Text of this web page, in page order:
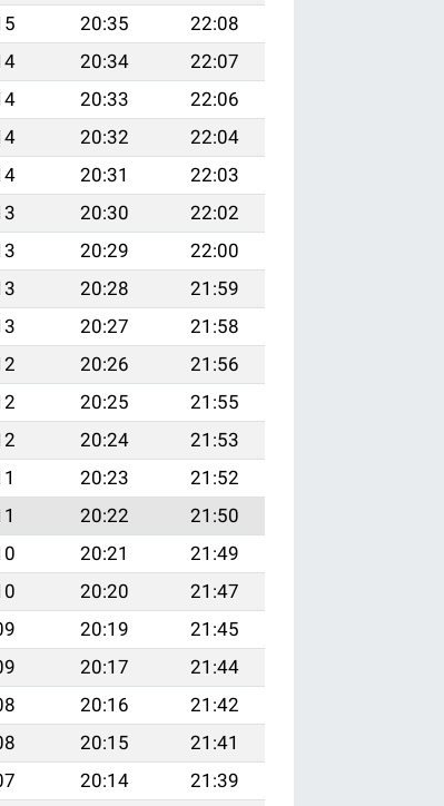
20:35
22:08
20:34
22:07
20:33
22:06
20:32
22:04
20:31
22:03
20:30
22:02
20:29
22:00
20:28
21:59
20:27
21:58
20:26
21:56
20:25
21:55
20:24
21:53
20:23
21:52
20:22
21:50
20:21
21:49
20:20
21:47
20:19
21:45
20:17
21:44
20:16
21:42
20:15
21:41
20:14
21:39